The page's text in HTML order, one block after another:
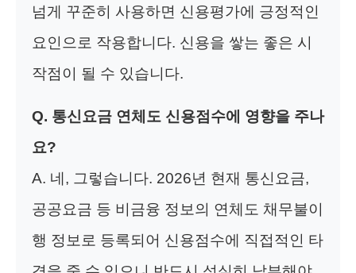
넘게 꾸준히 사용하면 신용평가에 긍정적인
요인으로 작용합니다. 신용을 쌓는 좋은 시
작점이 될 수 있습니다.
Q. 통신요금 연체도 신용점수에 영향을 주나
요?
A. 네, 그렇습니다. 2026년 현재 통신요금,
공공요금 등 비금융 정보의 연체도 채무불이
행 정보로 등록되어 신용점수에 직접적인 타